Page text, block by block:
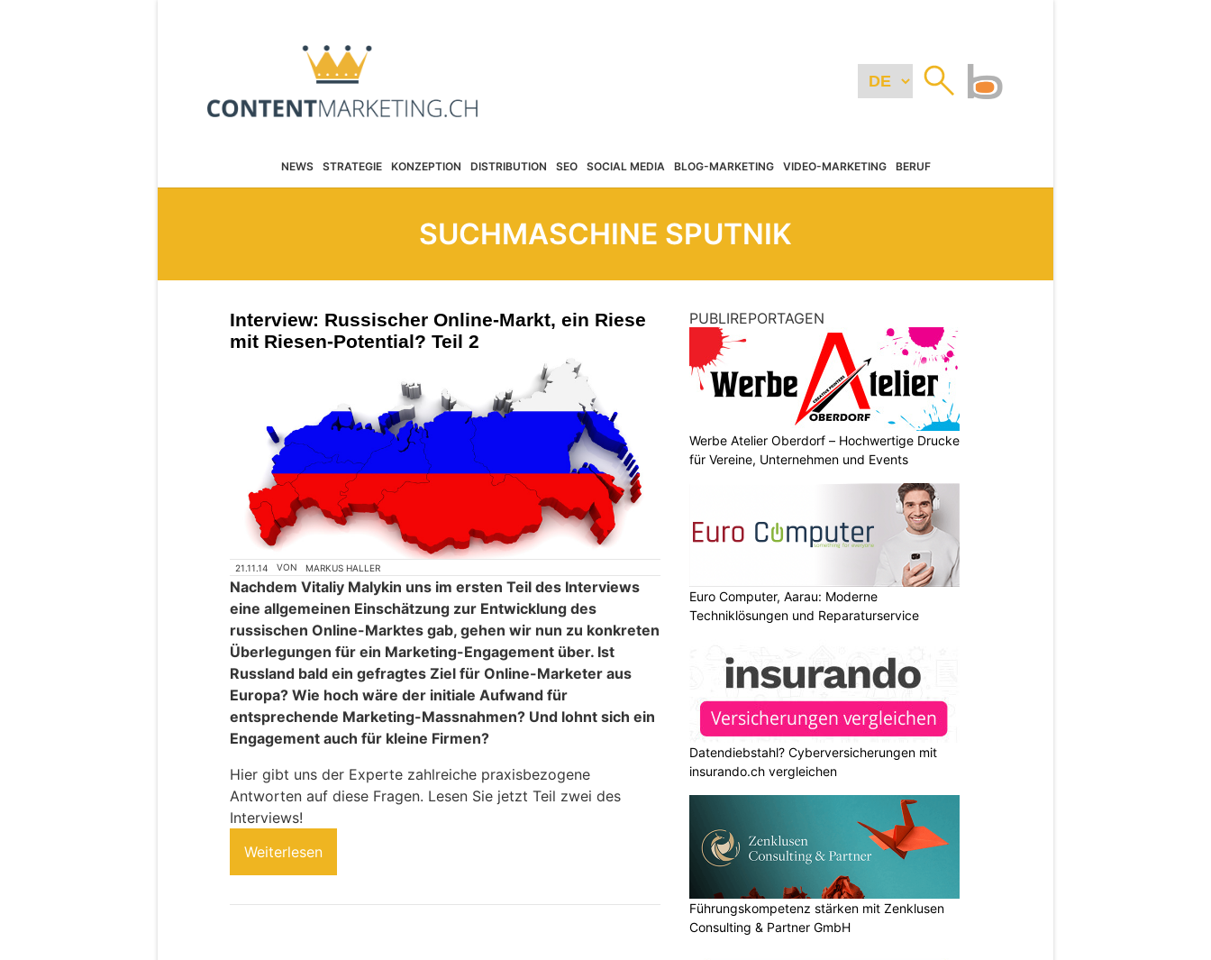
NEWS STRATEGIE KONZEPTION DISTRIBUTION SEO SOCIAL MEDIA BLOG-MARKETING VIDEO-MARKETING BERUF
SUCHMASCHINE SPUTNIK
Interview: Russischer Online-Markt, ein Riese
mit Riesen-Potential? Teil 2
21.11.14 VON MARKUS HALLER
Nachdem Vitaliy Malykin uns im ersten Teil des Interviews
eine allgemeinen Einschätzung zur Entwicklung des
russischen Online-Marktes gab, gehen wir nun zu konkreten
Überlegungen für ein Marketing-Engagement über. Ist
Russland bald ein gefragtes Ziel für Online-Marketer aus
Europa? Wie hoch wäre der initiale Aufwand für
entsprechende Marketing-Massnahmen? Und lohnt sich ein
Engagement auch für kleine Firmen?
Hier gibt uns der Experte zahlreiche praxisbezogene
Antworten auf diese Fragen. Lesen Sie jetzt Teil zwei des
Interviews!
Weiterlesen
PUBLIREPORTAGEN
Werbe Atelier Oberdorf – Hochwertige Drucke
für Vereine, Unternehmen und Events
Euro Computer, Aarau: Moderne
Techniklösungen und Reparaturservice
Datendiebstahl? Cyberversicherungen mit
insurando.ch vergleichen
Führungskompetenz stärken mit Zenklusen
Consulting & Partner GmbH